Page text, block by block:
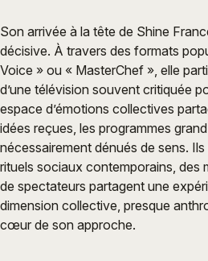
Son arrivée à la tête de Shine
décisive. À travers des formats
Voice » ou « MasterChef », elle
d’une télévision souvent critiquée
espace d’émotions collectives
idées reçues, les programmes
nécessairement dénués de sens.
rituels sociaux contemporains, des
de spectateurs partagent une
dimension collective, presque
cœur de son approche.